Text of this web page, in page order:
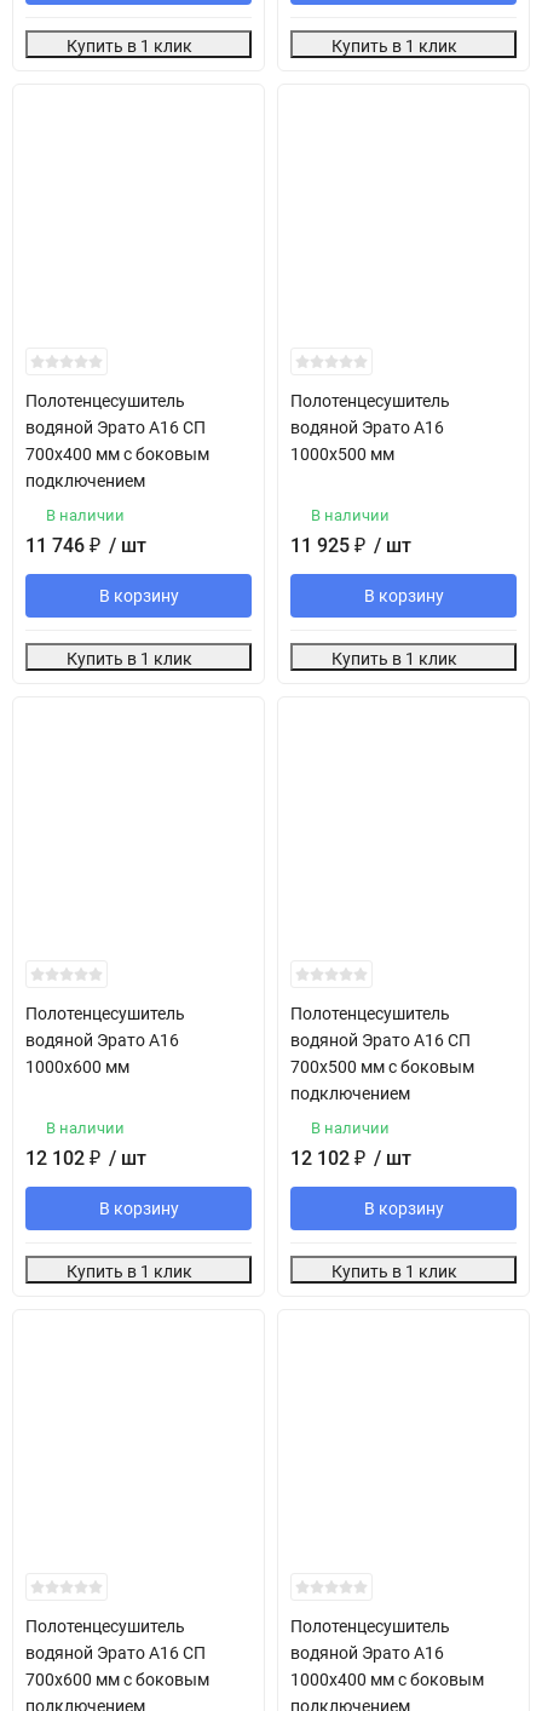
Купить в 1 клик Купить в 1 клик
Полотенцесушитель
водяной Эрато А16 СП
700х400 мм с боковым
подключением
В наличии
11 746 ₽ / шт
В корзину
Купить в 1 клик
Полотенцесушитель
водяной Эрато А16
1000х500 мм
В наличии
11 925 ₽ / шт
В корзину
Купить в 1 клик
Полотенцесушитель
водяной Эрато А16
1000х600 мм
В наличии
12 102 ₽ / шт
В корзину
Купить в 1 клик
Полотенцесушитель
водяной Эрато А16 СП
700х500 мм с боковым
подключением
В наличии
12 102 ₽ / шт
В корзину
Купить в 1 клик
Полотенцесушитель
водяной Эрато А16 СП
700х600 мм с боковым
подключением
Полотенцесушитель
водяной Эрато А16
1000х400 мм с боковым
подключением